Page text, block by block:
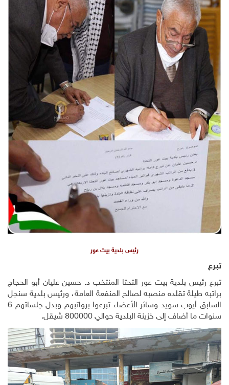
رئيس بلدية بيت عور
تبرع
تبرع رئيس بلدية بيت عور التحتا المنتخب د. حسين عليان أبو الحجاج
براتبه طيلة تقلده منصبه لصالح المنفعة العامة، ورئيس بلدية سنجل
السابق أيوب سويد وسائر الأعضاء تبرعوا برواتبهم وبدل جلساتهم 6
سنوات ما أضاف إلى خزينة البلدية حوالي 800000 شيقل.